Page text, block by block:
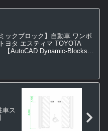
ックブロック】自動車 ワンボ
ヨタ エスティマ TOYOTA
【AutoCAD Dynamic-Blocks】
車ス